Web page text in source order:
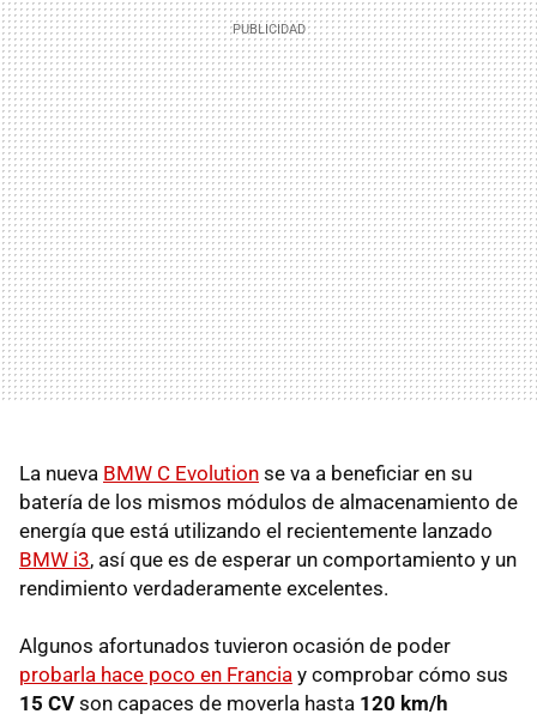
La nueva BMW C Evolution se va a beneficiar en su
batería de los mismos módulos de almacenamiento de
energía que está utilizando el recientemente lanzado
BMW i3, así que es de esperar un comportamiento y un
rendimiento verdaderamente excelentes.
Algunos afortunados tuvieron ocasión de poder
probarla hace poco en Francia y comprobar cómo sus
15 CV son capaces de moverla hasta 120 km/h